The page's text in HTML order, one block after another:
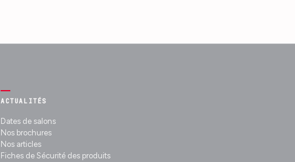
ACTUALITÉS
Dates de salons
Nos brochures
Nos articles
Fiches de Sécurité des produits